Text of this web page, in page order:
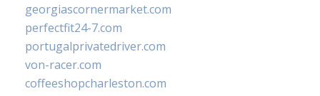
georgiascornermarket.com
perfectfit24-7.com
portugalprivatedriver.com
von-racer.com
coffeeshopcharleston.com